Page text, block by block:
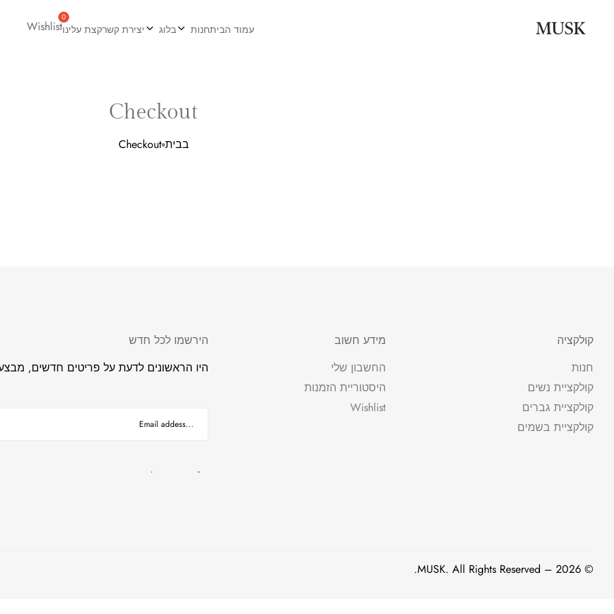
עמוד הביתחנות בלוג יצירת קשרקצת עלינוWishlist
Checkout
בבית Checkout
קולקציה
חנות
קולקציית נשים
קולקציית גברים
קולקציית בשמים
מידע חשוב
החשבון שלי
היסטוריית הזמנות
Wishlist
הירשמו לכל חדש
היו הראשונים לדעת על פריטים חדשים,
© 2026 – MUSK. All Rights Reserved.